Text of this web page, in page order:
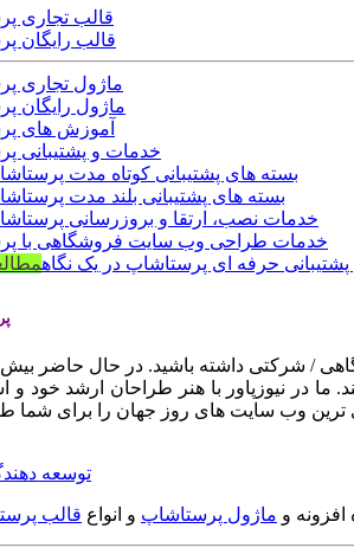
قالب تجاری
قالب رایگان
ماژول تجاری
ماژول رایگان
آموزش های
خدمات و پشتیبانی
بسته های پشتیبانی کوتاه مدت
بسته های پشتیبانی بلند مدت
خدمات نصب، ارتقا و بروزرسانی
خدمات طراحی وب سایت فروشگاهی با
حرفه ای پرستاشاپ در یک نگاه
در نیوزپاور با هنر طراحان ارشد خود و
توسعه
و ماژول پرستاشاپ و انواع قالب